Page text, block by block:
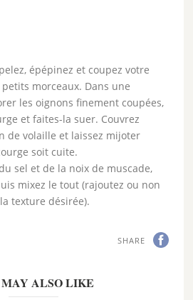
épépinez et coupez votre
morceaux. Dans une
les oignons finement coupées,
et faites-la suer. Couvrez
de volaille et laissez mijoter
soit cuite.
sel et de la noix de muscade,
mixez le tout (rajoutez ou non
texture désirée).
SHARE
ALSO LIKE